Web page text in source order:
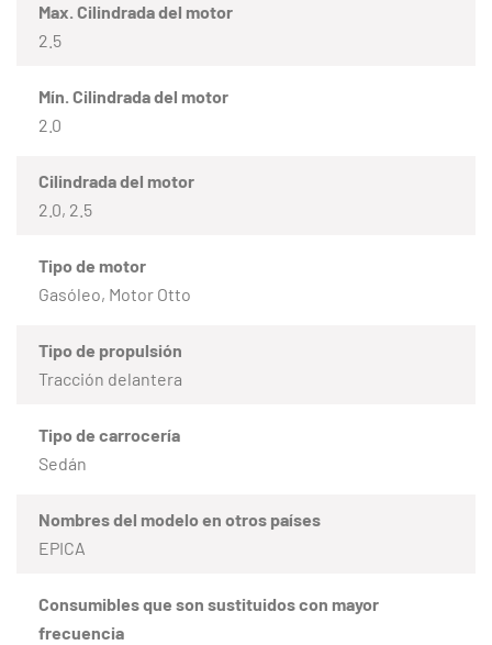
Max. Cilindrada del motor
2.5
Mín. Cilindrada del motor
2.0
Cilindrada del motor
2.0, 2.5
Tipo de motor
Gasóleo, Motor Otto
Tipo de propulsión
Tracción delantera
Tipo de carrocería
Sedán
Nombres del modelo en otros países
EPICA
Consumibles que son sustituidos con mayor
frecuencia